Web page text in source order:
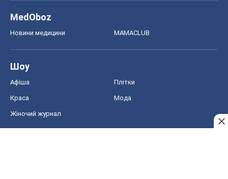
MedOboz
Новини медицини MAMACLUB
Шоу
Афіша Плітки
Краса Мода
Жіночий журнал